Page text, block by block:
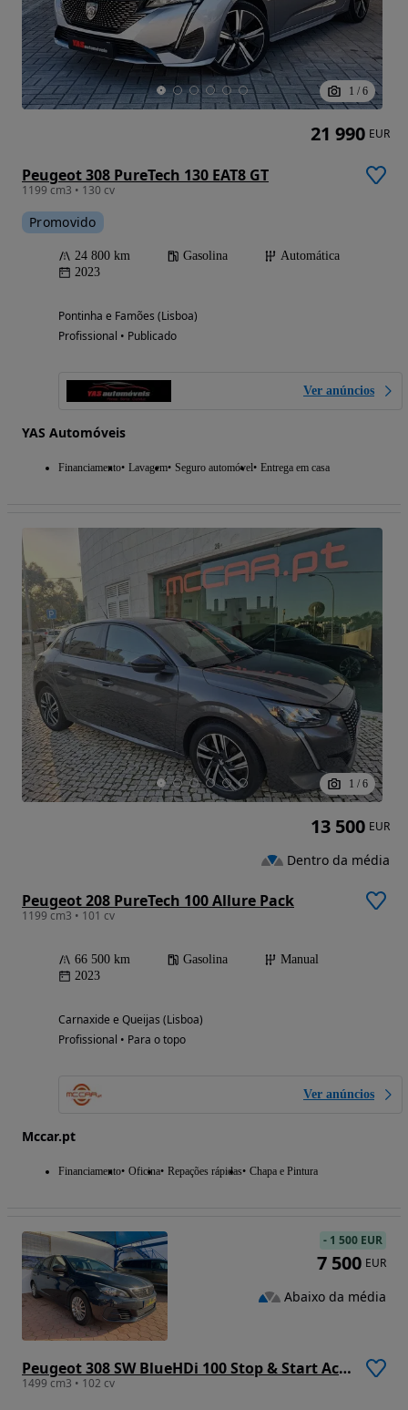
1 / 6
Peugeot 308 PureTech 130 EAT8 GT
1199 cm3 • 130 cv
Promovido
24 800 km Gasolina
Automática
2023
Pontinha e Famões (Lisboa)
Profissional • Publicado
Ver anúncios
YAS Automóveis
Financiamento Lavagem Seguro automóvel Entrega em casa
21 990 EUR
1 / 6
Peugeot 208 PureTech 100 Allure Pack
1199 cm3 • 101 cv
66 500 km Gasolina
Manual
2023
Carnaxide e Queijas (Lisboa)
Profissional • Para o topo
Ver anúncios
Mccar.pt
Financiamento Oficina Repações rápidas Chapa e Pintura
13 500 EUR
Dentro da média
Peugeot 308 SW BlueHDi 100 Stop & Start Access
1499 cm3 • 102 cv
- 1 500 EUR
7 500 EUR
Abaixo da média